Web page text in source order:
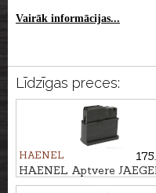
Vairāk informācijas...
Līdzīgas preces:
HAENEL
HAENEL Aptvere
10PRO kal. .308Win., 10